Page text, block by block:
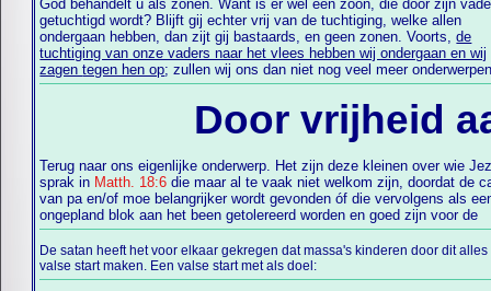
God behandelt u als zonen. Want is er wel een zoon, die door zijn vader niet
getuchtigd wordt? Blijft gij echter vrij van de tuchtiging, welke allen
ondergaan hebben, dan zijt gij bastaards, en geen zonen. Voorts,de
tuchtiging van onze vaders naar het vlees hebben wij ondergaan en wij
zagen tegen hen op; zullen wij ons dan niet nog veel meer
Door vrijheid
Terug naar ons eigenlijke onderwerp. Het zijn deze kleinen over wie
sprak in Matth. 18:6 die maar al te vaak niet welkom zijn, doordat de
van pa en/of moe belangrijker wordt gevonden óf die vervolgens als
ongepland blok aan het been getolereerd worden en goed zijn voor de
verschijnen als de carrière van pa en/of moe zijn glans begint te
(niets is hier blijvend!!). Massa's duur speelgoed kunnen deze
De satan heeft het voor elkaar gekregen dat massa's kinderen door dit
valse start maken. Een valse start met als doel: